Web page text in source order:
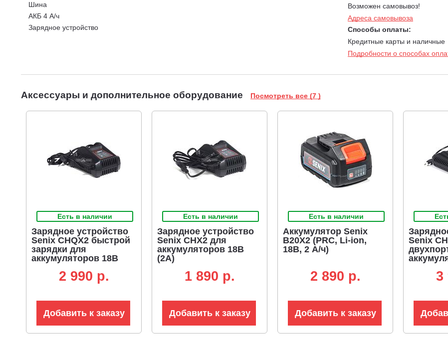
Шина
АКБ 4 А/ч
Зарядное устройство
Возможен самовывоз!
Адреса самовывоза
Способы оплаты:
Кредитные карты и наличные
Подробности о способах
Аксессуары и дополнительное оборудование Посмотреть все (7 )
Есть в наличии
Зарядное устройство
Senix CHQX2 быстрой
зарядки для
аккумуляторов 18В
2 990 p.
Добавить к заказу
Есть в наличии
Зарядное устройство
Senix CHX2 для
аккумуляторов 18В
(2А)
1 890 p.
Добавить к заказу
Есть в наличии
Аккумулятор Senix
B20X2 (PRC, Li-ion,
18В, 2 А/ч)
2 890 p.
Добавить к заказу
Senix
3